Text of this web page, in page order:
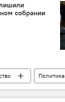
собрании
Политика